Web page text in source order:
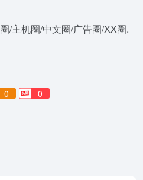
/主机圈/中文圈/广告圈/XX圈.
0 0